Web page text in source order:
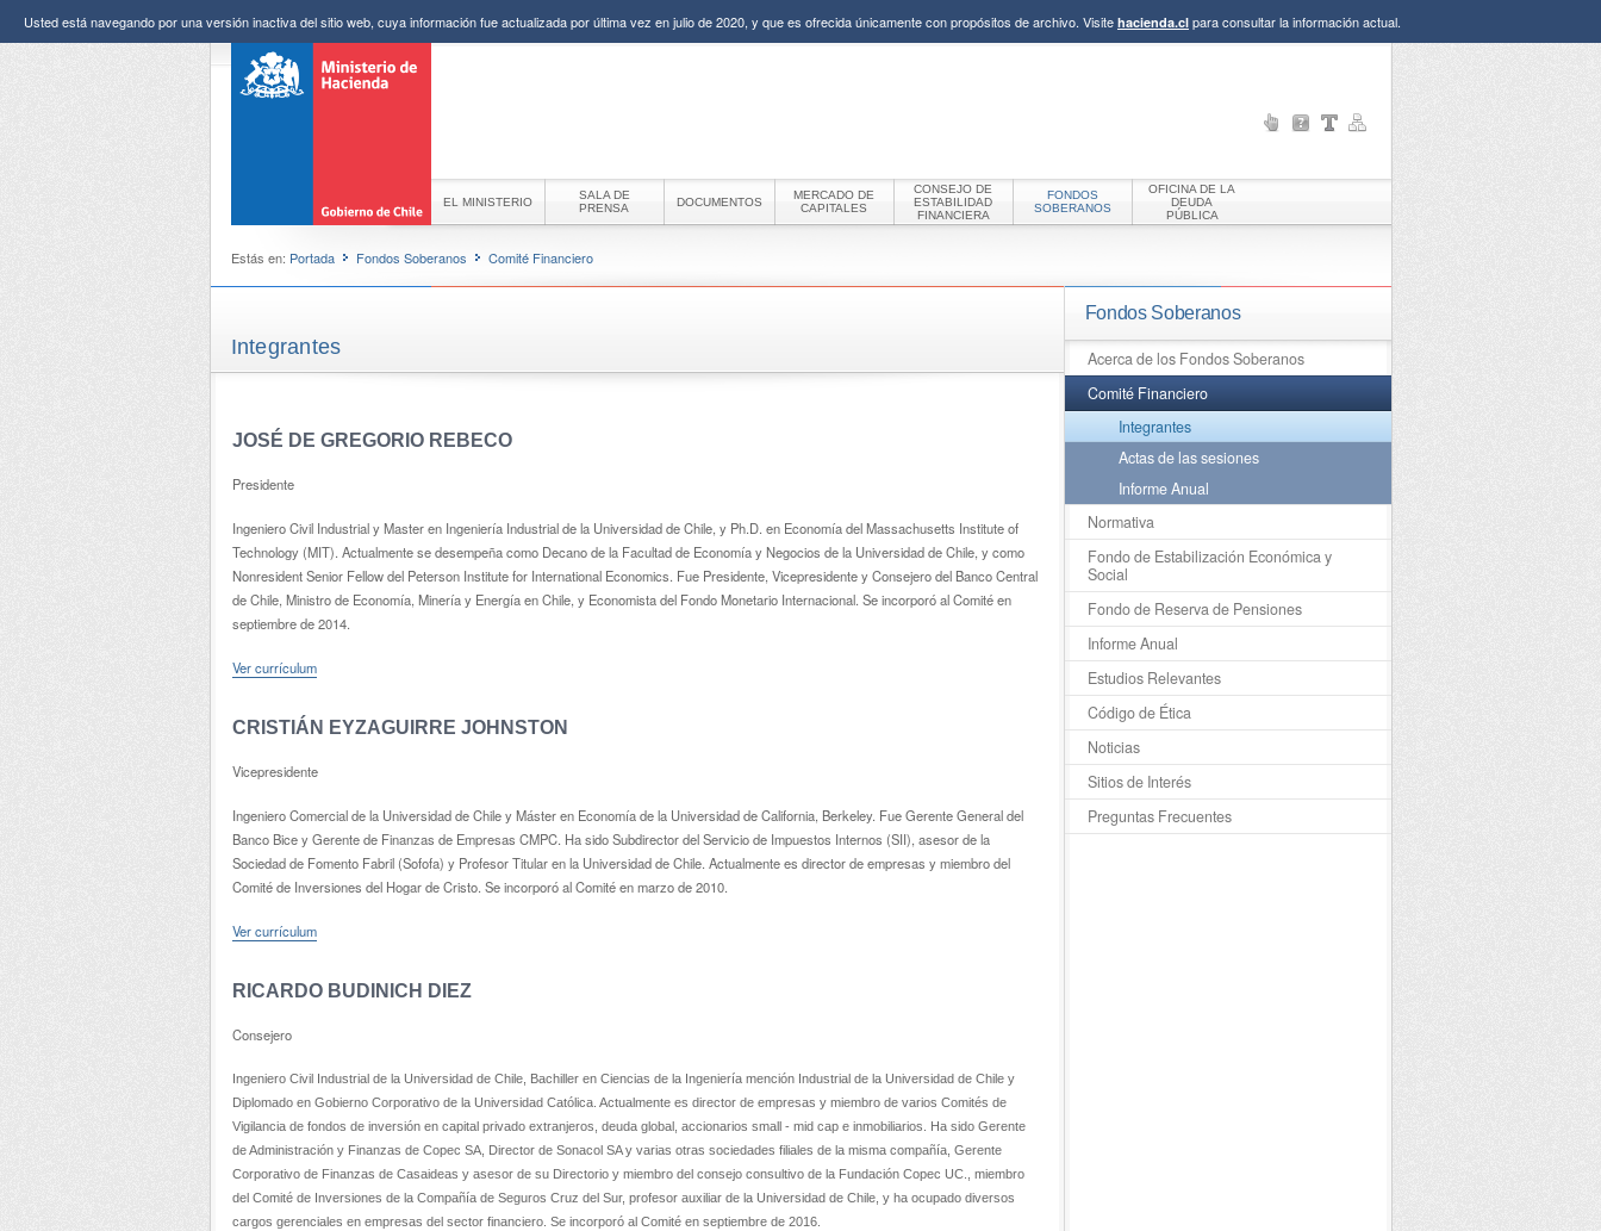
Usted está navegando por una versión inactiva del sitio web, cuya información fue actualizada por última vez en julio de 2020, y que es ofrecida únicamente con propósitos de archivo. Visite hacienda.cl para consultar la información actual.
EL MINISTERIO
SALA DE
PRENSA
DOCUMENTOS
MERCADO DE
CAPITALES
CONSEJO DE
ESTABILIDAD
FINANCIERA
FONDOS
SOBERANOS
OFICINA DE LA
DEUDA
PÚBLICA
Estás en: Portada Fondos Soberanos Comité Financiero
Fondos Soberanos
Acerca de los Fondos Soberanos
Comité Financiero
Integrantes
Actas de las sesiones
Informe Anual
Normativa
Fondo de Estabilización Económica y
Social
Fondo de Reserva de Pensiones
Informe Anual
Estudios Relevantes
Código de Ética
Noticias
Sitios de Interés
Preguntas Frecuentes
Integrantes
JOSÉ DE GREGORIO REBECO
Presidente
Ingeniero Civil Industrial y Master en Ingeniería Industrial de la Universidad de Chile, y Ph.D. en Economía del Massachusetts Institute of
Technology (MIT). Actualmente se desempeña como Decano de la Facultad de Economía y Negocios de la Universidad de Chile, y como
Nonresident Senior Fellow del Peterson Institute for International Economics. Fue Presidente, Vicepresidente y Consejero del Banco Central
de Chile, Ministro de Economía, Minería y Energía en Chile, y Economista del Fondo Monetario Internacional. Se incorporó al Comité en
septiembre de 2014.
Ver currículum
CRISTIÁN EYZAGUIRRE JOHNSTON
Vicepresidente
Ingeniero Comercial de la Universidad de Chile y Máster en Economía de la Universidad de California, Berkeley. Fue Gerente General del
Banco Bice y Gerente de Finanzas de Empresas CMPC. Ha sido Subdirector del Servicio de Impuestos Internos (SII), asesor de la
Sociedad de Fomento Fabril (Sofofa) y Profesor Titular en la Universidad de Chile. Actualmente es di­rector de empresas y miembro del
Comité de Inversiones del Hogar de Cristo. Se incorporó al Comité en marzo de 2010.
Ver currículum
RICARDO BUDINICH DIEZ
Consejero
Ingeniero Civil Industrial de la Universidad de Chile, Bachiller en Ciencias de la Ingeniería mención Industrial de la Universidad de Chile y
Diplomado en Gobierno Corporativo de la Universidad Católica. Actualmente es director de empresas y miembro de varios Comités de
Vigilancia de fondos de inversión en capital privado extranjeros, deuda global, accionarios small - mid cap e inmobiliarios. Ha sido Gerente
de Administración y Finanzas de Copec SA, Director de Sonacol SA y varias otras sociedades filiales de la misma compañía, Gerente
Corporativo de Finanzas de Casaideas y asesor de su Directorio y miembro del consejo consultivo de la Fundación Copec UC., miembro
del Comité de Inversiones de la Compañía de Seguros Cruz del Sur, profesor auxiliar de la Universidad de Chile, y ha ocupado diversos
cargos gerenciales en empresas del sector financiero. Se incorporó al Comité en septiembre de 2016.